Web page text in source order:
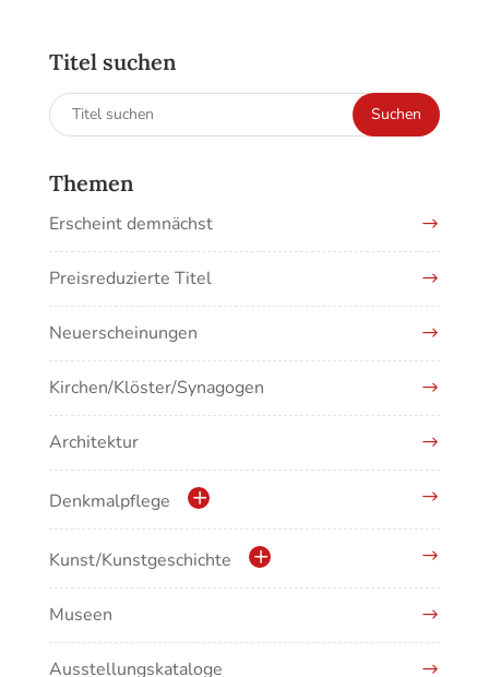
Titel suchen
Suchen
nach:
Suchen
Themen
Erscheint demnächst
Preisreduzierte Titel
Neuerscheinungen
Kirchen/Klöster/Synagogen
Architektur
Denkmalpflege
Kulturdenkmale in Baden-Württemberg
Kunst/Kunstgeschichte
Antike/Mittelalter
Renaissance/Barock/19. Jahrhundert
Museen
Ausstellungskataloge